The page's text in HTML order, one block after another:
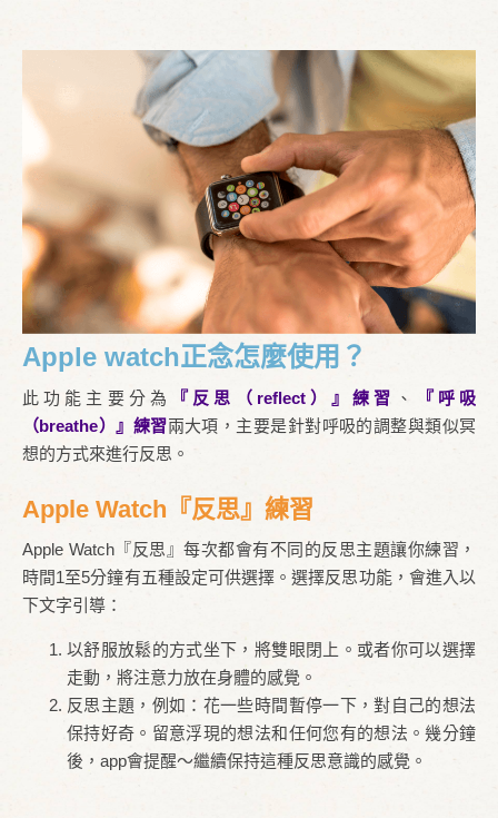
Apple watch正念怎麼使用？
此功能主要分為 『反思（reflect）』練習 、
『呼吸
（breathe）』練習兩大項，主要是針對呼吸的調整與類似冥
想的方式來進行反思。
Apple Watch『反思』練習
Apple Watch『反思』每次都會有不同的反思主題讓你練習，
時間1至5分鐘有五種設定可供選擇。選擇反思功能，會進入以
下文字引導：
以舒服放鬆的方式坐下，將雙眼閉上。或者你可以選擇
走動，將注意力放在身體的感覺。
反思主題，例如：花一些時間暫停一下，對自己的想法
保持好奇。留意浮現的想法和任何您有的想法。幾分鐘
後，app會提醒～繼續保持這種反思意識的感覺。